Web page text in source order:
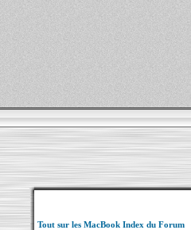
Tout sur les MacBook Index du Forum